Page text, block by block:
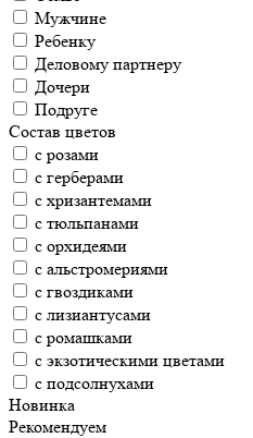
Мужчине
Ребенку
Деловому партнеру
Дочери
Подруге
Состав цветов
с розами
с герберами
с хризантемами
с тюльпанами
с орхидеями
с альстромериями
с гвоздиками
с лизиантусами
с ромашками
с экзотическими цветами
с подсолнухами
Новинка
Рекомендуем